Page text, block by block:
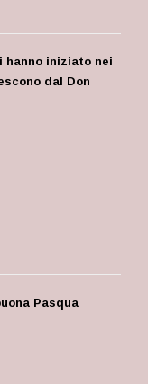
hanno iniziato nei
dal Don
Pasqua